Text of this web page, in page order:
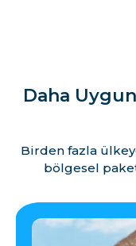
Daha
Birden fazla
bölgesel